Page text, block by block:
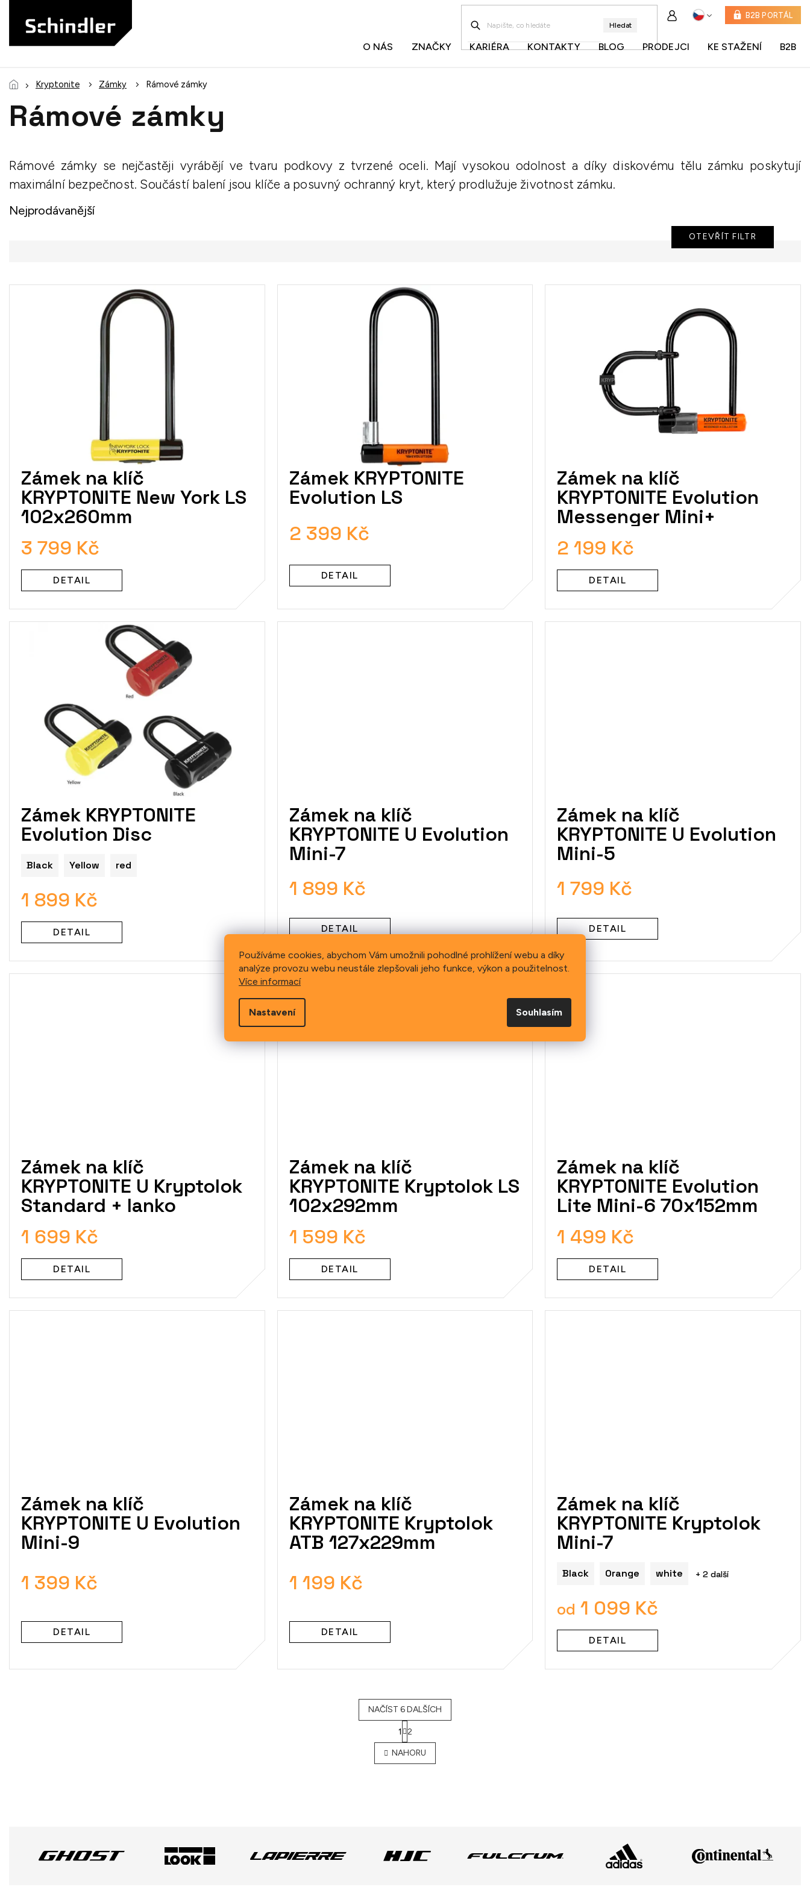
Používáme cookies, abychom Vám umožnili pohodlné prohlížení webu a díky
analýze provozu webu neustále zlepšovali jeho funkce, výkon a použitelnost.
Více informací
Nastavení Souhlasím
Hledat
B2B PORTÁL
O NÁS ZNAČKY KARIÉRA KONTAKTY BLOG PRODEJCI KE STAŽENÍ B2B
Kryptonite Zámky Rámové zámky
Rámové zámky
Rámové zámky se nejčastěji vyrábějí ve tvaru podkovy z tvrzené oceli. Mají vysokou odolnost a díky diskovému tělu zámku poskytují
maximální bezpečnost. Součástí balení jsou klíče a posuvný ochranný kryt, který prodlužuje životnost zámku.
Nejprodávanější
OTEVŘÍT FILTR
V
Zámek na klíč
KRYPTONITE New York LS
102x260mm
3 799 Kč
DETAIL
Zámek KRYPTONITE
Evolution LS
2 399 Kč
DETAIL
Zámek na klíč
KRYPTONITE Evolution
Messenger Mini+
2 199 Kč
DETAIL
Zámek KRYPTONITE
Evolution Disc
Black Yellow red
1 899 Kč
DETAIL
Zámek na klíč
KRYPTONITE U Evolution
Mini-7
1 899 Kč
DETAIL
Zámek na klíč
KRYPTONITE U Evolution
Mini-5
1 799 Kč
DETAIL
Zámek na klíč
KRYPTONITE U Kryptolok
Standard + lanko
1 699 Kč
DETAIL
Zámek na klíč
KRYPTONITE Kryptolok LS
102x292mm
1 599 Kč
DETAIL
Zámek na klíč
KRYPTONITE Evolution
Lite Mini-6 70x152mm
1 499 Kč
DETAIL
Zámek na klíč
KRYPTONITE U Evolution
Mini-9
1 399 Kč
DETAIL
Zámek na klíč
KRYPTONITE Kryptolok
ATB 127x229mm
1 199 Kč
DETAIL
Zámek na klíč
KRYPTONITE Kryptolok
Mini-7
Black Orange white + 2 další
od 1 099 Kč
DETAIL
O
v
l
v
k
NAČÍST 6 DALŠÍCH
1 2
NAHORU